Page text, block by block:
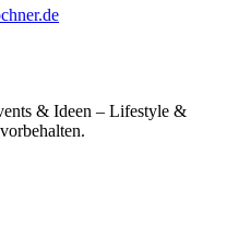
& Ideen – Lifestyle &